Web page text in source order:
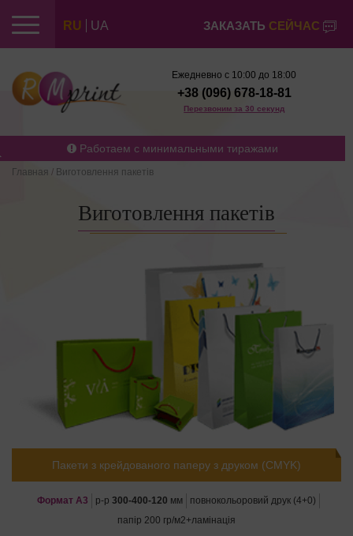
RU UA ЗАКАЗАТЬ СЕЙЧАС
Ежедневно с 10:00 до 18:00
+38 (096) 678-18-81
Перезвоним за 30 секунд
Работаем с минимальными тиражами
Главная / Виготовлення пакетів
Виготовлення пакетів
Пакети з крейдованого паперу з друком (CMYK)
Формат А3 р-р 300-400-120 мм
повнокольоровий друк (4+0)
папір 200 гр/м2+ламінація